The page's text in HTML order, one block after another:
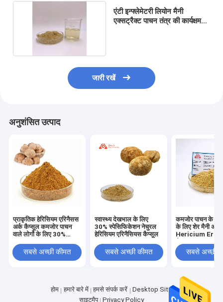
एंटी इन्फ्लेमेटरी लियोन मैनी
एक्सट्रैक्ट पाचन तंत्र की कार्यक्षमता
जारी रखें
अनुशंसित उत्पाद
प्राकृतिक हेरिसियम एरिनैसस
अर्क कैप्सूल कमजोर पाचन
वाले लोगों के लिए 30%
सबसे अच्छी कीमत
स्वास्थ्य देखभाल के लिए
30% स्पेसिफिकेशन नेचुरल
हेरिसियम एरिनैसियस कैप्सूल
सबसे अच्छी कीमत
कमजोर पाचन के
के लिए शेर मैनी अर्क
Hericium
सबसे अच्छी
होम हमारे बारे में हमसे संपर्क करें
Desktop Site
साइटमैप
Privacy Policy